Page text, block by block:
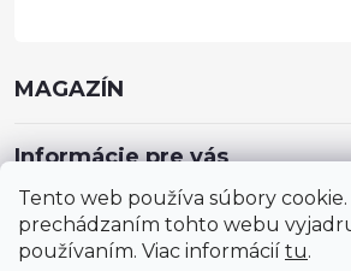
Tento web používa súbory
prechádzaním tohto webu
používaním. Viac informácií tu.
MAGAZÍN
Informácie pre vás